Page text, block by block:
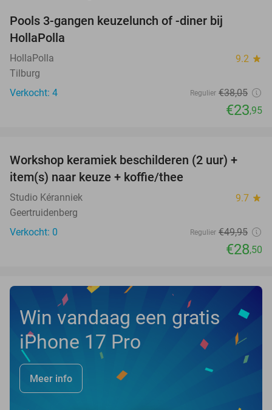
TODAY
Pools 3-gangen keuzelunch of -diner bij
HollaPolla
HollaPolla 9.2 star
Tilburg
Verkocht: 4
Regulier €38,05
€23,95
43%
TODAY
Workshop keramiek beschilderen (2 uur) +
item(s) naar keuze + koffie/thee
Studio Kéranniek 9.7 star
Geertruidenberg
Verkocht: 0
Regulier €49,95
€28,50
Win vandaag een gratis
iPhone 17 Pro
Meer info